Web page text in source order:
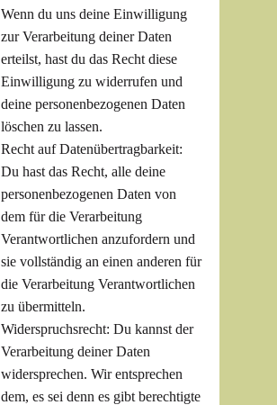
Wenn du uns deine Einwilligung
zur Verarbeitung deiner Daten
erteilst, hast du das Recht diese
Einwilligung zu widerrufen und
deine personenbezogenen Daten
löschen zu lassen.
Recht auf Datenübertragbarkeit:
Du hast das Recht, alle deine
personenbezogenen Daten von
dem für die Verarbeitung
Verantwortlichen anzufordern und
sie vollständig an einen anderen für
die Verarbeitung Verantwortlichen
zu übermitteln.
Widerspruchsrecht: Du kannst der
Verarbeitung deiner Daten
widersprechen. Wir entsprechen
dem, es sei denn es gibt berechtigte